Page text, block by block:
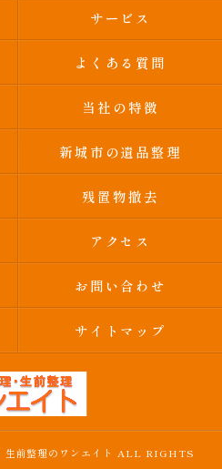
サービス
よくある質問
当社の特徴
新城市の遺品整理
残置物撤去
アクセス
お問い合わせ
サイトマップ
生前整理のワンエイト ALL RIGHTS